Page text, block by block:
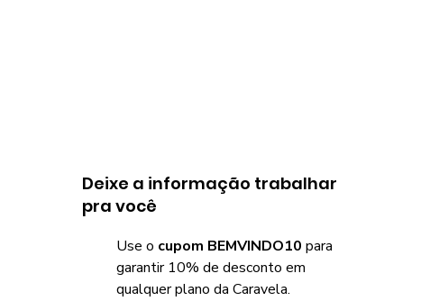
Deixe a informação trabalhar
pra você
Use o cupom BEMVINDO10 para
garantir 10% de desconto em
qualquer plano da Caravela.